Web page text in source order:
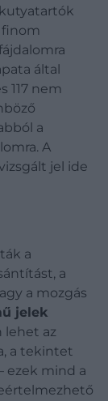
finom
által
117 nem
a
A
jel ide
a
a
a mozgás
jelek
lehet az
a tekintet
ezek mind a